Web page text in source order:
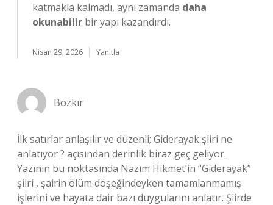
katmakla kalmadı, aynı zamanda daha
okunabilir bir yapı kazandırdı.
Nisan 29, 2026 Yanıtla
Bozkır
İlk satırlar anlaşılır ve düzenli; Giderayak şiiri ne
anlatıyor ? açısından derinlik biraz geç geliyor.
Yazının bu noktasında Nazım Hikmet’in “Giderayak”
şiiri , şairin ölüm döşeğindeyken tamamlanmamış
işlerini ve hayata dair bazı duygularını anlatır. Şiirde